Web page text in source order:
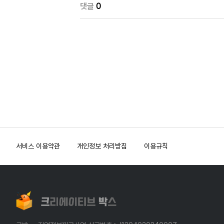
댓글 0
서비스 이용약관 개인정보 처리방침 이용규칙